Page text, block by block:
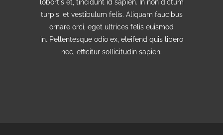
lobortis et, tincidunt id sapien. In non dictum
turpis, et vestibulum felis. Aliquam faucibus
ornare orci, eget ultrices felis euismod
in. Pellentesque odio ex, eleifend quis libero
nec, efficitur sollicitudin sapien.